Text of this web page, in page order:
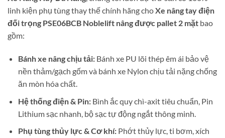
linh kiện phụ tùng thay thế chính hãng choXe nâng tay điện
đối trọng PSE06BCB Noblelift nâng được pallet 2 mặt bao
gồm:
Bánh xe nâng chịu tải:Bánh xe PU lõi thép êm ái bảo vệ
nền thảm/gạch gốm và bánh xe Nylon chịu tải nặng chống
ăn mòn hóa chất.
Hệ thống điện & Pin:Bình ắc quy chì-axit tiêu chuẩn, Pin
Lithium sạc nhanh, bộ sạc tự động ngắt thông minh.
Phụ tùng thủy lực & Cơ khí:Phớt thủy lực, ti bơm, xích